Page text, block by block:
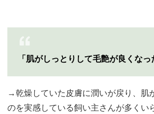
「肌がしっとりして毛艶が良くなっ
→乾燥していた皮膚に潤いが戻り、肌
のを実感している飼い主さんが多くい